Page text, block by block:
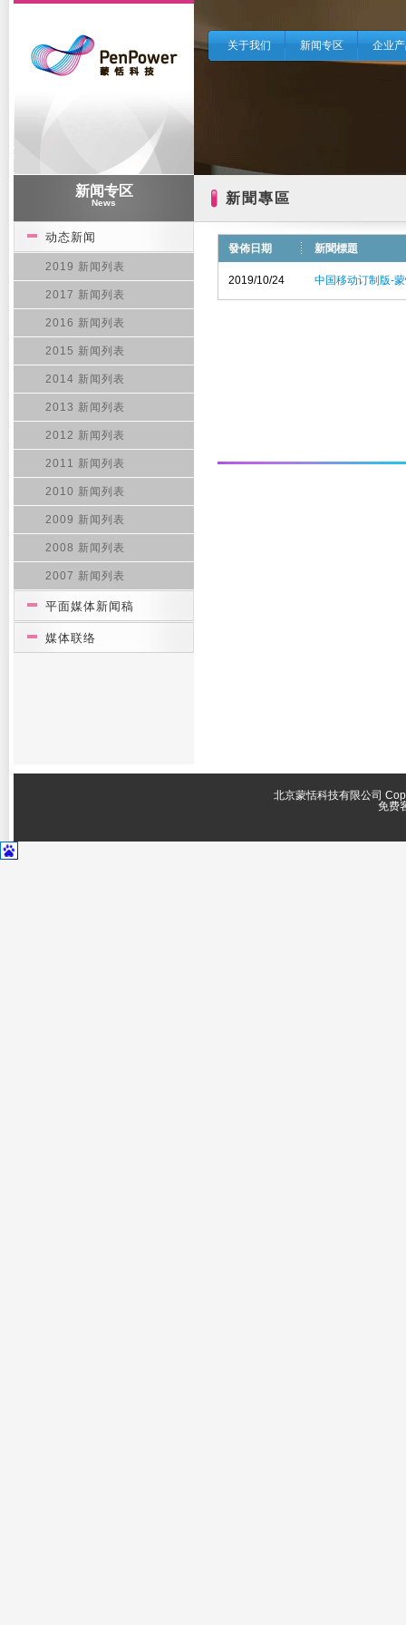
关于我们 新闻专区 企业
新闻专区
News
动态新闻
2019 新闻列表
2017 新闻列表
2016 新闻列表
2015 新闻列表
2014 新闻列表
2013 新闻列表
2012 新闻列表
2011 新闻列表
2010 新闻列表
2009 新闻列表
2008 新闻列表
2007 新闻列表
平面媒体新闻稿
媒体联络
新聞專區
發佈日期 新聞標題
2019/10/24 中国移动订制版-
北京蒙恬科技有限公司
免费